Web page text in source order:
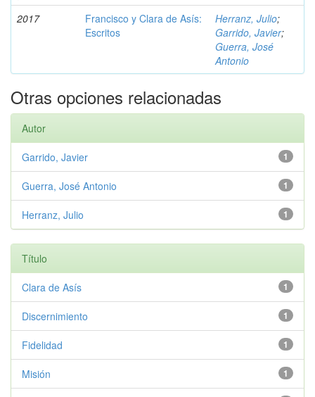
2017
Francisco y Clara de Asís:
Escritos
Herranz, Julio;
Garrido, Javier;
Guerra, José
Antonio
Otras opciones relacionadas
Autor
1
Garrido, Javier
1
Guerra, José Antonio
1
Herranz, Julio
Título
1
Clara de Asís
1
Discernimiento
1
Fidelidad
1
Misión